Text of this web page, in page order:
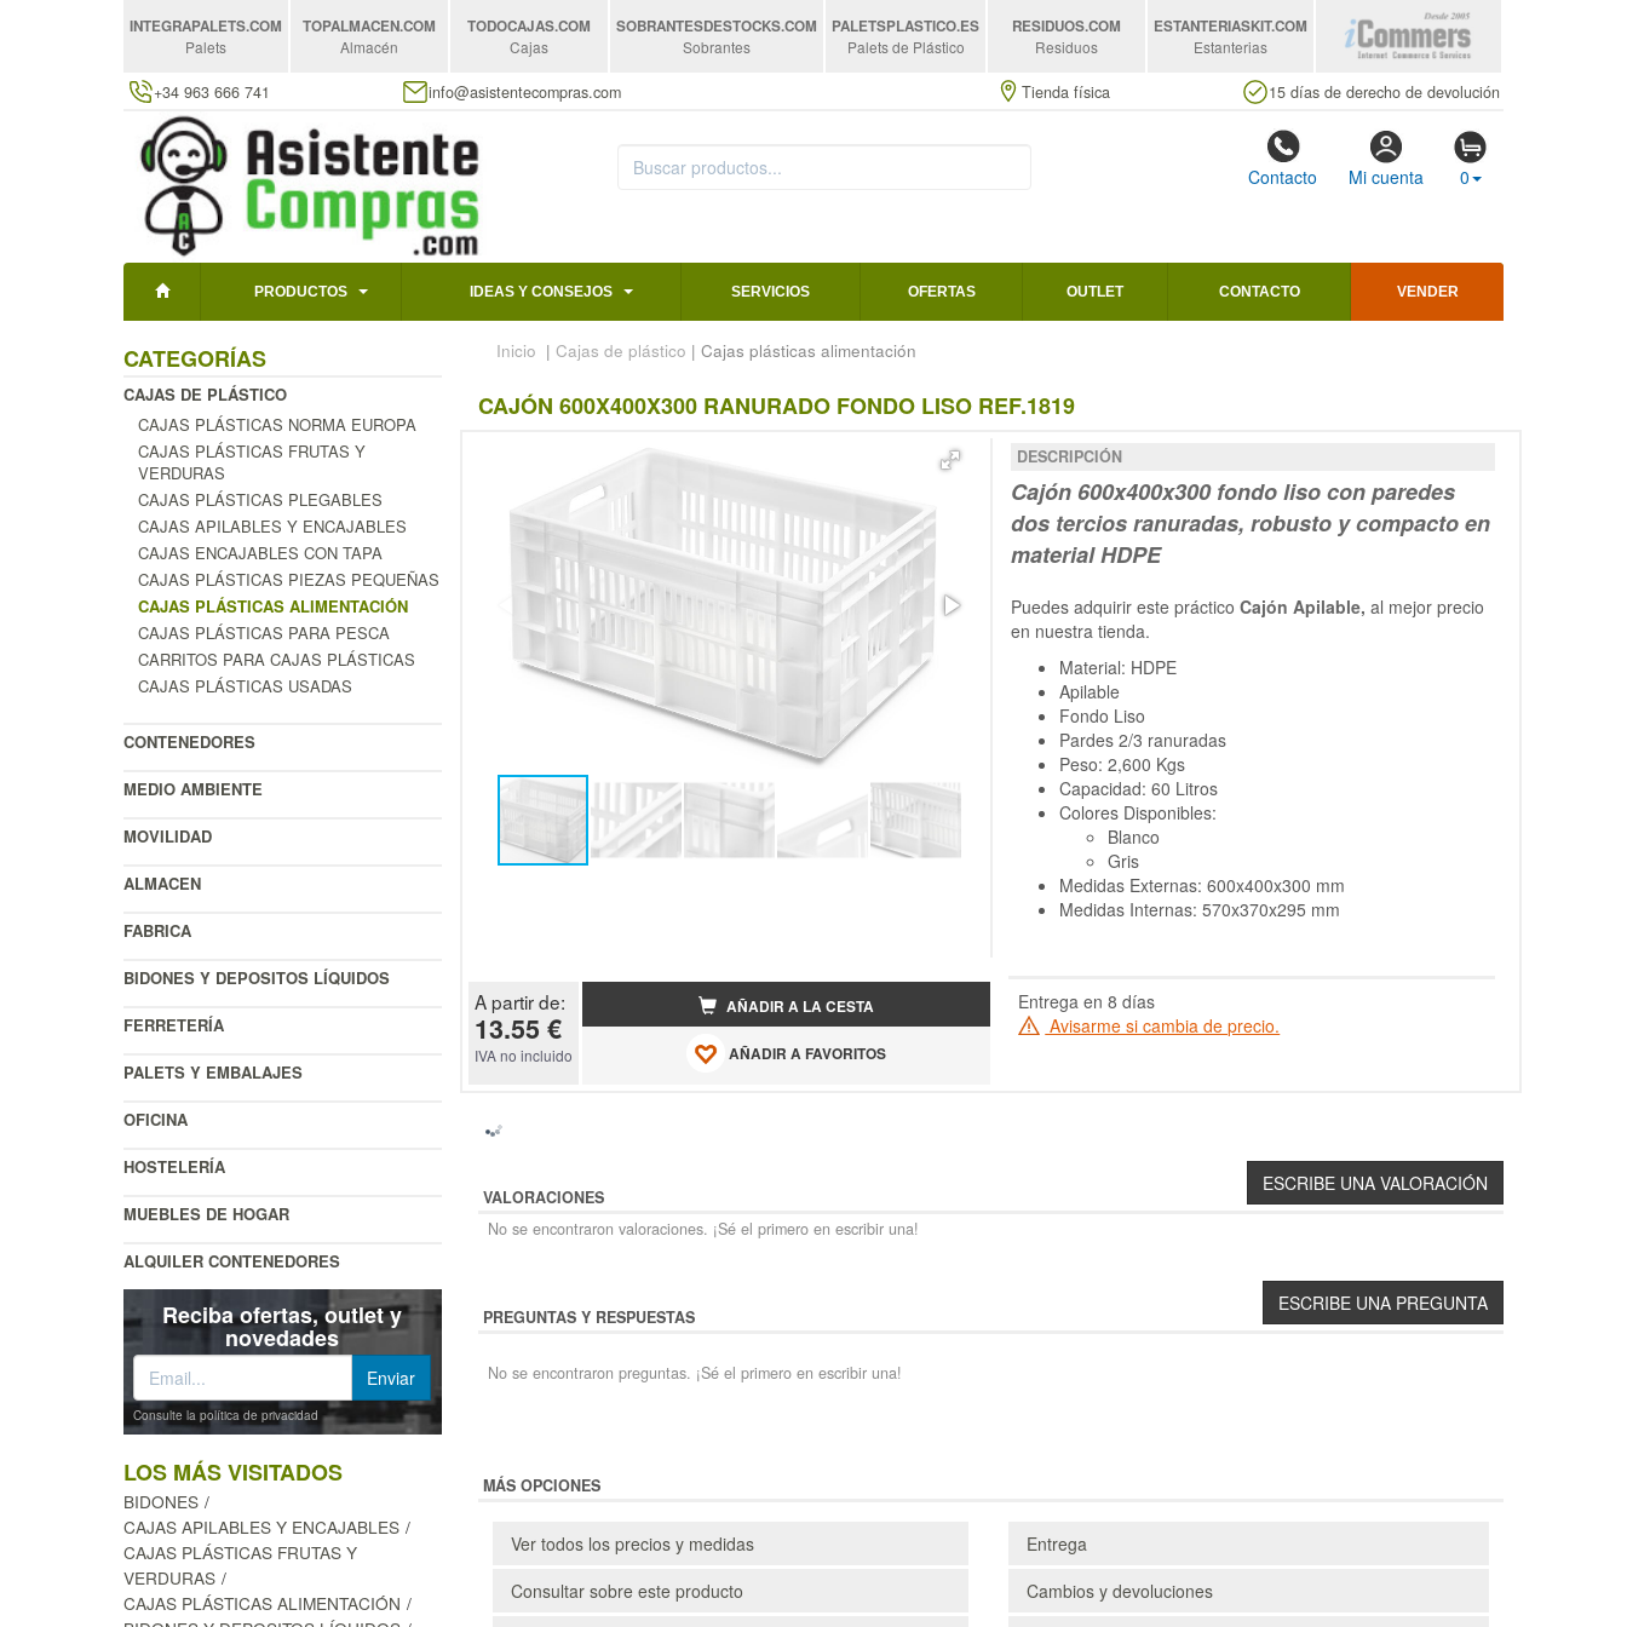
INTEGRAPALETS.COM
Palets
TOPALMACEN.COM
Almacén
TODOCAJAS.COM
Cajas
SOBRANTESDESTOCKS.COM
Sobrantes
PALETSPLASTICO.ES
Palets de Plástico
RESIDUOS.COM
Residuos
ESTANTERIASKIT.COM
Estanterias
+34 963 666 741 info@asistentecompras.com Tienda física 15 días de derecho de devolución
Contacto Mi cuenta 0
PRODUCTOS IDEAS Y CONSEJOS SERVICIOS OFERTAS OUTLET CONTACTO VENDER
CATEGORÍAS
CAJAS DE PLÁSTICO
CAJAS PLÁSTICAS NORMA EUROPA
CAJAS PLÁSTICAS FRUTAS Y
VERDURAS
CAJAS PLÁSTICAS PLEGABLES
CAJAS APILABLES Y ENCAJABLES
CAJAS ENCAJABLES CON TAPA
CAJAS PLÁSTICAS PIEZAS PEQUEÑAS
CAJAS PLÁSTICAS ALIMENTACIÓN
CAJAS PLÁSTICAS PARA PESCA
CARRITOS PARA CAJAS PLÁSTICAS
CAJAS PLÁSTICAS USADAS
CONTENEDORES
MEDIO AMBIENTE
MOVILIDAD
ALMACEN
FABRICA
BIDONES Y DEPOSITOS LÍQUIDOS
FERRETERÍA
PALETS Y EMBALAJES
OFICINA
HOSTELERÍA
MUEBLES DE HOGAR
ALQUILER CONTENEDORES
Reciba ofertas, outlet y
novedades
Consulte la política de privacidad
LOS MÁS VISITADOS
BIDONES
CAJAS APILABLES Y ENCAJABLES
CAJAS PLÁSTICAS FRUTAS Y
VERDURAS
CAJAS PLÁSTICAS ALIMENTACIÓN
Inicio | Cajas de plástico | Cajas plásticas alimentación
CAJÓN 600X400X300 RANURADO FONDO LISO REF.1819
DESCRIPCIÓN
Cajón 600x400x300fondo lisocon paredes
dos tercios ranuradas, robusto y compacto en
material HDPE
Puedes adquirir este prácticoCajón Apilable, al mejor precio
en nuestra tienda.
Material: HDPE
Apilable
Fondo Liso
Pardes 2/3 ranuradas
Peso: 2,600 Kgs
Capacidad: 60 Litros
Colores Disponibles:
Blanco
Gris
Medidas Externas: 600x400x300 mm
Medidas Internas: 570x370x295 mm
A partir de:
13.55 €
IVA no incluido
AÑADIR A LA CESTA
AÑADIR A FAVORITOS
Entrega en 8 días
Avisarme si cambia de precio.
VALORACIONES
No se encontraron valoraciones. ¡Sé el primero en escribir una!
PREGUNTAS Y RESPUESTAS
No se encontraron preguntas. ¡Sé el primero en escribir una!
MÁS OPCIONES
Ver todos los precios y medidas
Consultar sobre este producto
Entrega
Cambios y devoluciones